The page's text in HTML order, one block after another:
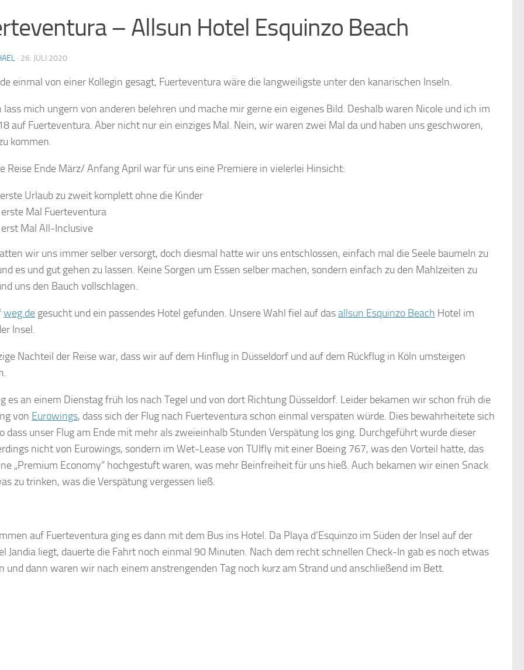
– Allsun Hotel Esquinzo Beach
· 26. JULI 2020
einmal von einer Kollegin gesagt, Fuerteventura wäre die langweiligste unter den kanarischen Inseln.
lass mich ungern von anderen belehren und mache mir gerne ein eigenes Bild. Deshalb waren Nicole und ich im
auf Fuerteventura. Aber nicht nur ein einziges Mal. Nein, wir waren zwei Mal da und haben uns geschworen,
kommen.
Reise Ende März/ Anfang April war für uns eine Premiere in vielerlei Hinsicht:
Urlaub zu zweit komplett ohne die Kinder
erste Mal Fuerteventura
erst Mal All-Inclusive
wir uns immer selber versorgt, doch diesmal hatte wir uns entschlossen, einfach mal die Seele baumeln zu
es und gut gehen zu lassen. Keine Sorgen um Essen selber machen, sondern einfach zu den Mahlzeiten zu
uns den Bauch vollschlagen.
weg.de gesucht und ein passendes Hotel gefunden. Unsere Wahl fiel auf dasallsun Esquinzo Beach Hotel im
Insel.
Nachteil der Reise war, dass wir auf dem Hinflug in Düsseldorf und auf dem Rückflug in Köln umsteigen
es an einem Dienstag früh los nach Tegel und von dort Richtung Düsseldorf. Leider bekamen wir schon früh die
von Eurowings, dass sich der Flug nach Fuerteventura schon einmal verspäten würde. Dies bewahrheitete sich
dass unser Flug am Ende mit mehr als zweieinhalb Stunden Verspätung los ging. Durchgeführt wurde dieser
nicht von Eurowings, sondern im Wet-Lease von TUIfly mit einer Boeing 767, was den Vorteil hatte, das
„Premium Economy“ hochgestuft waren, was mehr Beinfreiheit für uns hieß. Auch bekamen wir einen Snack
zu trinken, was die Verspätung vergessen ließ.
auf Fuerteventura ging es dann mit dem Bus ins Hotel. Da Playa d’Esquinzo im Süden der Insel auf der
Jandia liegt, dauerte die Fahrt noch einmal 90 Minuten. Nach dem recht schnellen Check-In gab es noch etwas
und dann waren wir nach einem anstrengenden Tag noch kurz am Strand und anschließend im Bett.